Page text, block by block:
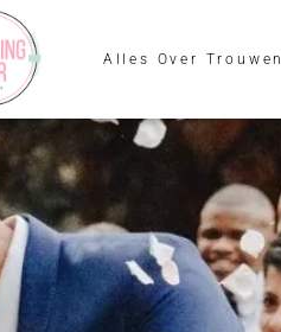
Alles Over Trouwen